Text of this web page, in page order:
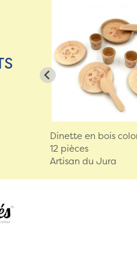
Dinette en bois
12 pièces
Artisan du Jura